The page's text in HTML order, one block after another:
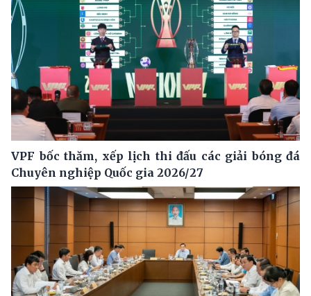
VPF bốc thăm, xếp lịch thi đấu các giải bóng đá
Chuyên nghiệp Quốc gia 2026/27